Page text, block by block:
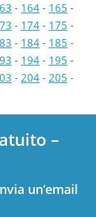
- 164 - 165 -
- 174 - 175 -
- 184 - 185 -
- 194 - 195 -
- 204 - 205 -
–
un’email